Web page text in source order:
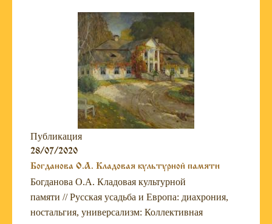
Публикация
28/07/2020
Богданова О.А. Кладовая культурной памяти
Богданова О.А. Кладовая культурной
памяти // Русская усадьба и Европа: диахрония,
ностальгия, универсализм: Коллективная